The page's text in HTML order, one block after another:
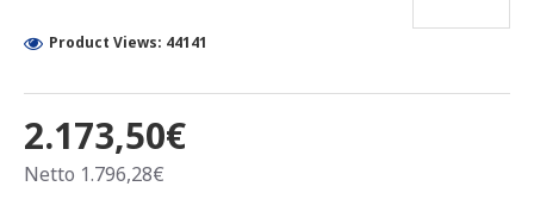
2.173,50€
Netto 1.796,28€
Product Views: 44141